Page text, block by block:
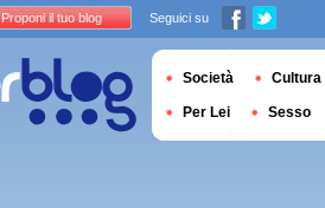
Proponi il tuo blog Seguici su
Società Cultura
Per Lei Sesso